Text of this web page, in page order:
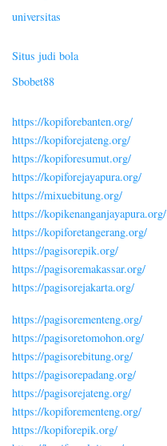
universitas
Situs judi bola
Sbobet88
https://kopiforebanten.org/
https://kopiforejateng.org/
https://kopiforesumut.org/
https://kopiforejayapura.org/
https://mixuebitung.org/
https://kopikenanganjayapura.org/
https://kopiforetangerang.org/
https://pagisorepik.org/
https://pagisoremakassar.org/
https://pagisorejakarta.org/
https://pagisorementeng.org/
https://pagisoretomohon.org/
https://pagisorebitung.org/
https://pagisorepadang.org/
https://pagisorejateng.org/
https://kopiforementeng.org/
https://kopiforepik.org/